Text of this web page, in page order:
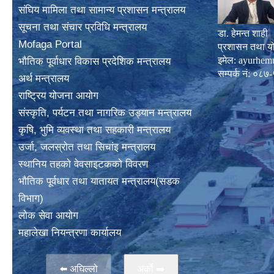
संघिय मामिला तथा सामान्य प्रशासन मन्त्रालय
सूचना तथा संचार प्रविधि मन्त्रालय
Mofaga Portal
भाैतिक पूर्वाधार विकास प्रदेशिक मन्त्रालय
अर्थ मन्त्रालय
राष्ट्रिय योजना आयोग
संस्कृति, पर्यटन तथा नागरिक उड्यान मन्त्रालय
कृषि, भुमि व्यवस्था तथा सहकारी मन्त्रालय
उर्जा, जलस्राेत तथा सिचांइ मन्त्रालय
स्थानिय तहकाे वेवसाइटककाे विवरण
भाैतिक पूर्वधार तथा यातायत मन्त्रालय(सडक
विभाग)
लाेक सेवा आयोग
महालेखा नियन्त्रणा कार्यालय
⬅️ अघिल्लो
डा. हेमन्त शाही
प्रशासन तथा
इमेल:
सम्पर्क नं: